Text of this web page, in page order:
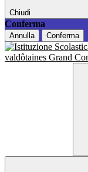
Chiudi
Conferma
Annulla Conferma